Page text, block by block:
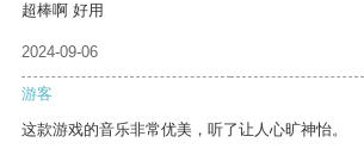
超棒啊 好用
2024-09-06
游客
这款游戏的音乐非常优美，听了让人心旷神怡。